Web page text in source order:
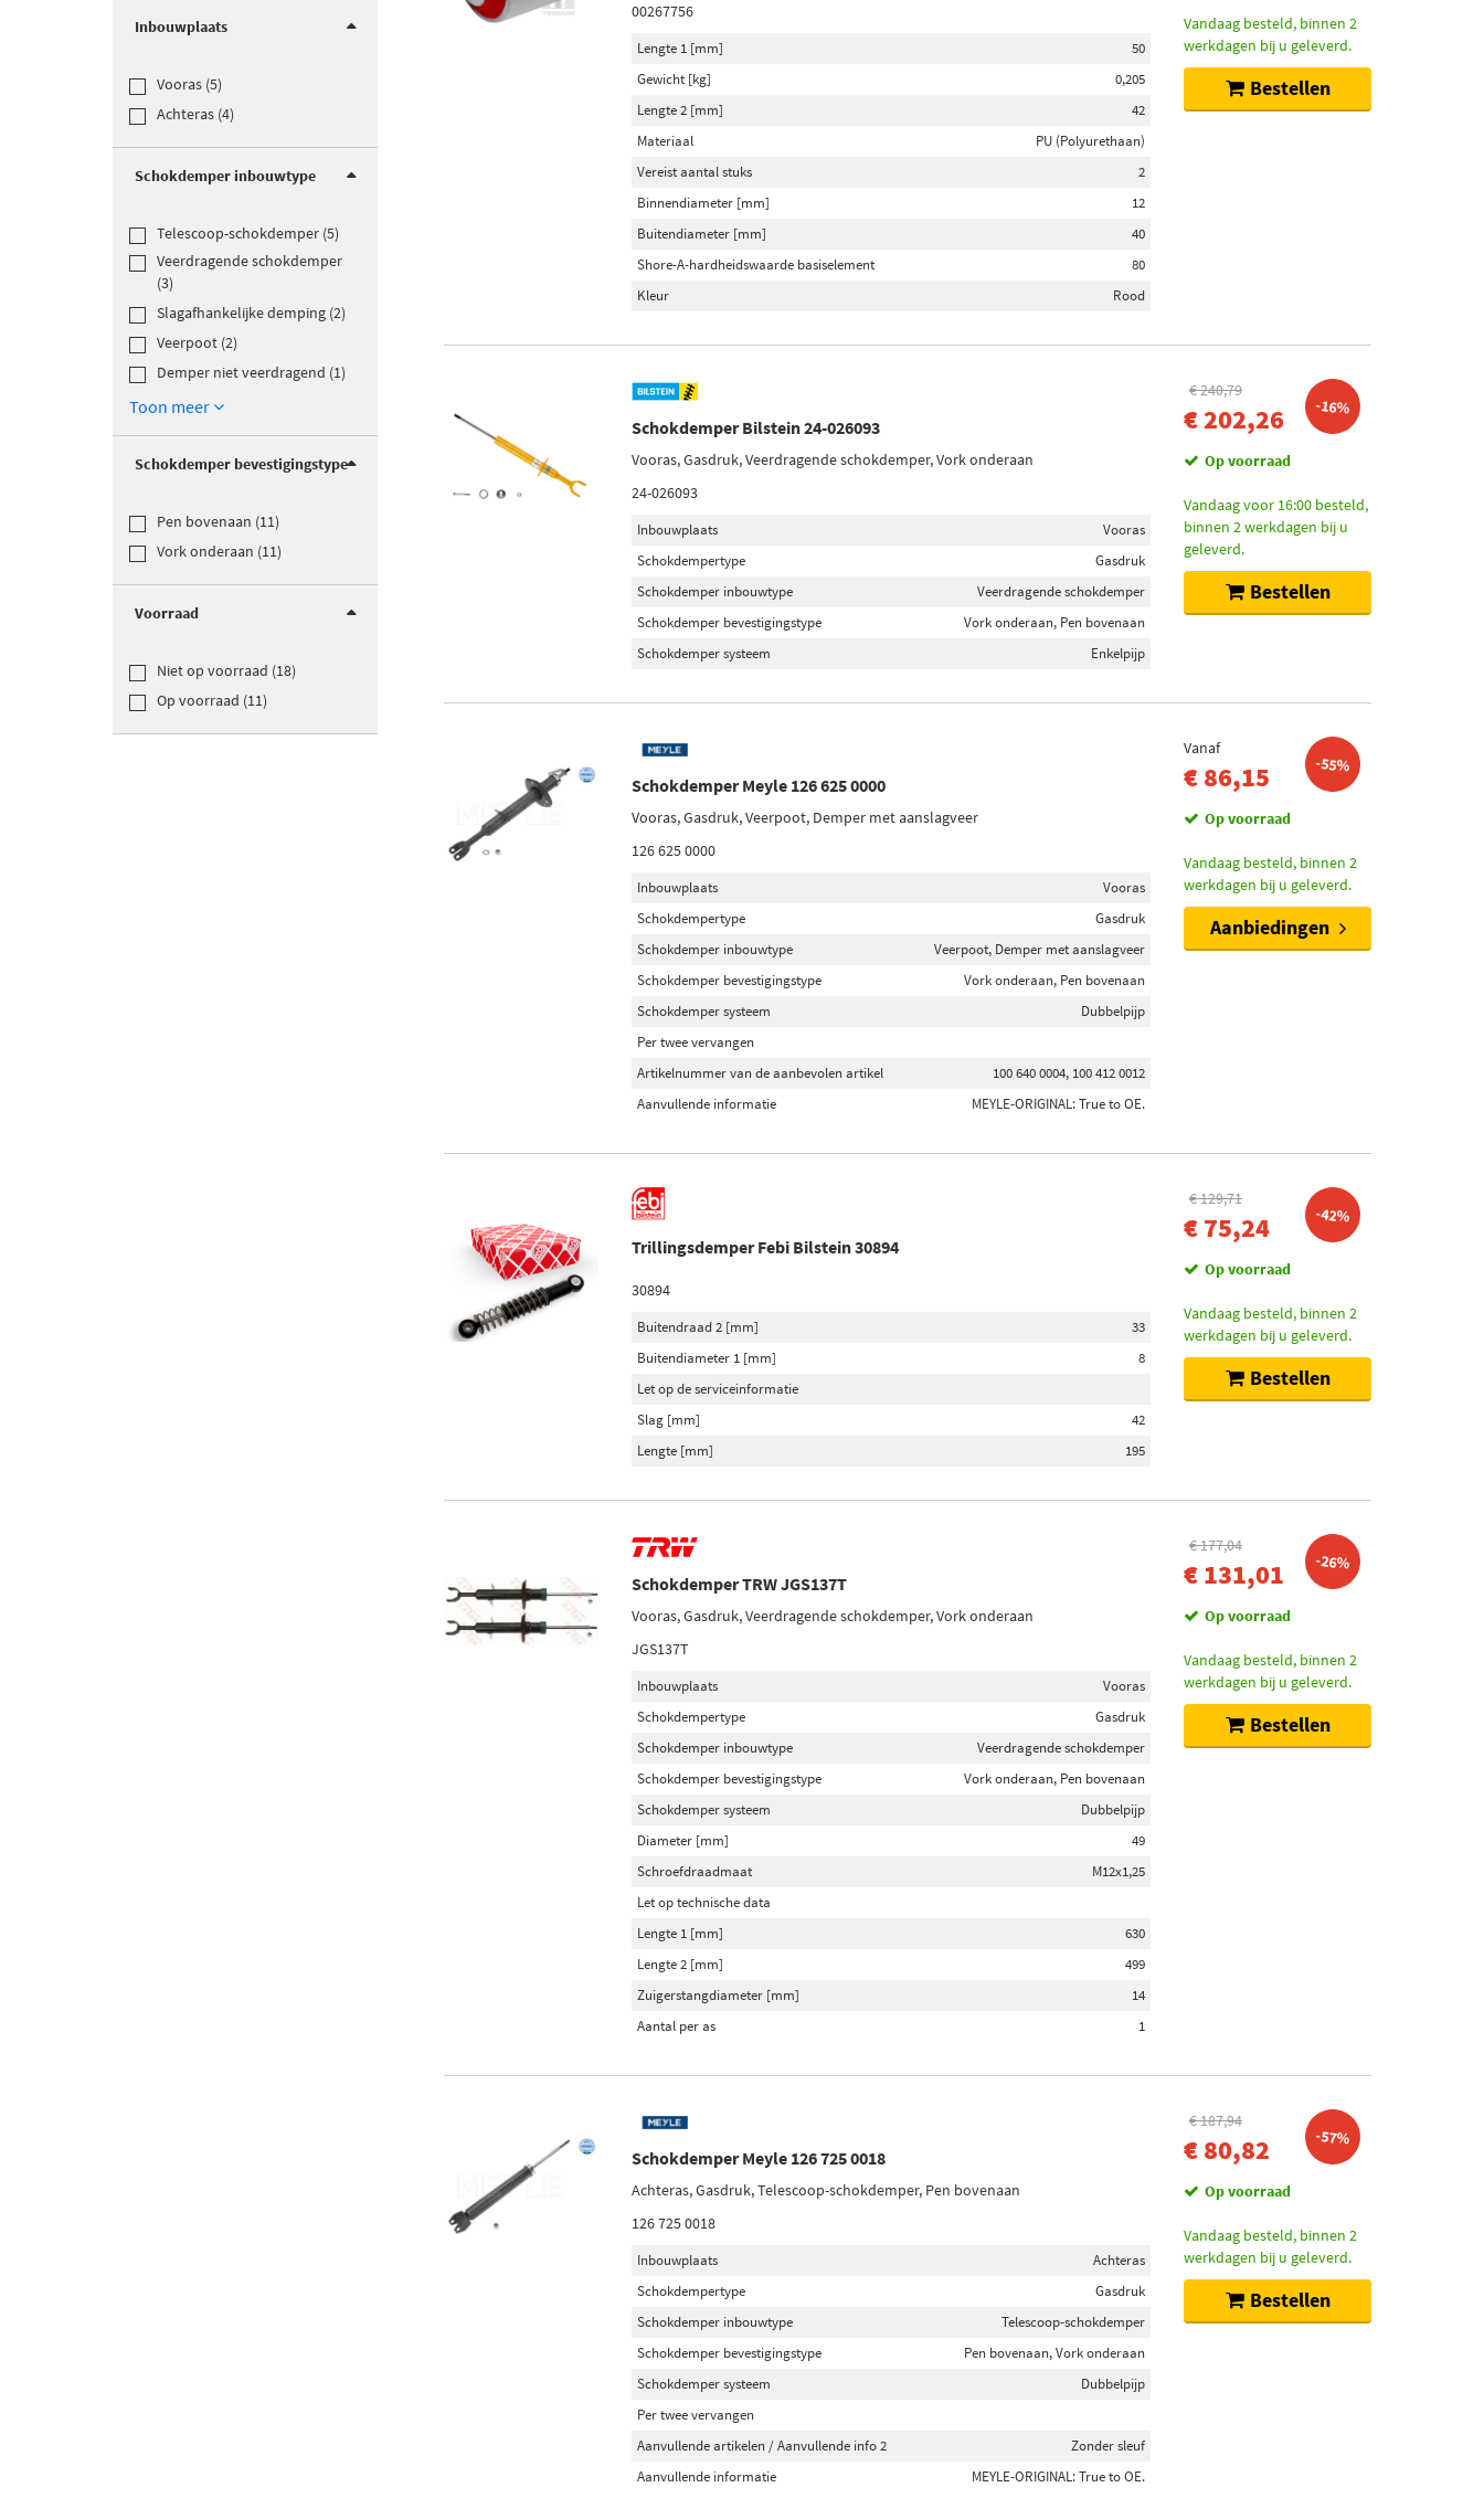
Inbouwplaats
Vooras (5)
Achteras (4)
Schokdemper inbouwtype
Telescoop-schokdemper (5)
Veerdragende schokdemper
(3)
Slagafhankelijke demping (2)
Veerpoot (2)
Demper niet veerdragend (1)
Toon meer
Schokdemper bevestigingstype
Pen bovenaan (11)
Vork onderaan (11)
Voorraad
Niet op voorraad (18)
Op voorraad (11)
00267756
Lengte 1 [mm]
50
Gewicht [kg]
0,205
Lengte 2 [mm]
42
Materiaal
PU (Polyurethaan)
Vereist aantal stuks
2
Binnendiameter [mm]
12
Buitendiameter [mm]
40
Shore-A-hardheidswaarde basiselement
80
Kleur
Rood
Vandaag besteld, binnen 2
werkdagen bij u geleverd.
Bestellen
Schokdemper Bilstein 24-026093
Vooras, Gasdruk, Veerdragende schokdemper, Vork onderaan
24-026093
Inbouwplaats
Vooras
Schokdempertype
Gasdruk
Schokdemper inbouwtype
Veerdragende schokdemper
Schokdemper bevestigingstype
Vork onderaan, Pen bovenaan
Schokdemper systeem
Enkelpijp
€ 240,79
€ 202,26 -16%
Op voorraad
Vandaag voor 16:00 besteld,
binnen 2 werkdagen bij u
geleverd.
Bestellen
Schokdemper Meyle 126 625 0000
Vooras, Gasdruk, Veerpoot, Demper met aanslagveer
126 625 0000
Inbouwplaats
Vooras
Schokdempertype
Gasdruk
Schokdemper inbouwtype
Veerpoot, Demper met aanslagveer
Schokdemper bevestigingstype
Vork onderaan, Pen bovenaan
Schokdemper systeem
Dubbelpijp
Per twee vervangen
Artikelnummer van de aanbevolen artikel
100 640 0004, 100 412 0012
Aanvullende informatie
MEYLE-ORIGINAL: True to OE.
Vanaf
€ 86,15 -55%
Op voorraad
Vandaag besteld, binnen 2
werkdagen bij u geleverd.
Aanbiedingen
Trillingsdemper Febi Bilstein 30894
30894
Buitendraad 2 [mm]
33
Buitendiameter 1 [mm]
8
Let op de serviceinformatie
Slag [mm]
42
Lengte [mm]
195
€ 129,71
€ 75,24 -42%
Op voorraad
Vandaag besteld, binnen 2
werkdagen bij u geleverd.
Bestellen
Schokdemper TRW JGS137T
Vooras, Gasdruk, Veerdragende schokdemper, Vork onderaan
JGS137T
Inbouwplaats
Vooras
Schokdempertype
Gasdruk
Schokdemper inbouwtype
Veerdragende schokdemper
Schokdemper bevestigingstype
Vork onderaan, Pen bovenaan
Schokdemper systeem
Dubbelpijp
Diameter [mm]
49
Schroefdraadmaat
M12x1,25
Let op technische data
Lengte 1 [mm]
630
Lengte 2 [mm]
499
Zuigerstangdiameter [mm]
14
Aantal per as
1
€ 177,04
€ 131,01 -26%
Op voorraad
Vandaag besteld, binnen 2
werkdagen bij u geleverd.
Bestellen
Schokdemper Meyle 126 725 0018
Achteras, Gasdruk, Telescoop-schokdemper, Pen bovenaan
126 725 0018
Inbouwplaats
Achteras
Schokdempertype
Gasdruk
Schokdemper inbouwtype
Telescoop-schokdemper
Schokdemper bevestigingstype
Pen bovenaan, Vork onderaan
Schokdemper systeem
Dubbelpijp
Per twee vervangen
Aanvullende artikelen / Aanvullende info 2
Zonder sleuf
Aanvullende informatie
MEYLE-ORIGINAL: True to OE.
€ 187,94
€ 80,82 -57%
Op voorraad
Vandaag besteld, binnen 2
werkdagen bij u geleverd.
Bestellen